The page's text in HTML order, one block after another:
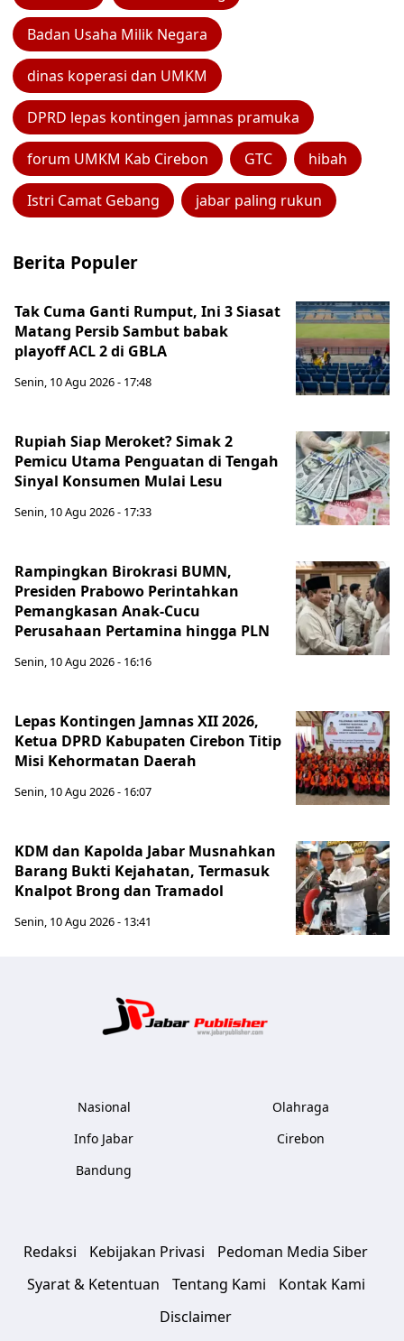
Badan Usaha Milik Negara
dinas koperasi dan UMKM
DPRD lepas kontingen jamnas pramuka
forum UMKM Kab Cirebon GTC hibah
Istri Camat Gebang jabar paling rukun
Berita Populer
Tak Cuma Ganti Rumput, Ini 3 Siasat
Matang Persib Sambut babak
playoff ACL 2 di GBLA
Senin, 10 Agu 2026 - 17:48
Rupiah Siap Meroket? Simak 2
Pemicu Utama Penguatan di Tengah
Sinyal Konsumen Mulai Lesu
Senin, 10 Agu 2026 - 17:33
Rampingkan Birokrasi BUMN,
Presiden Prabowo Perintahkan
Pemangkasan Anak-Cucu
Perusahaan Pertamina hingga PLN
Senin, 10 Agu 2026 - 16:16
Lepas Kontingen Jamnas XII 2026,
Ketua DPRD Kabupaten Cirebon Titip
Misi Kehormatan Daerah
Senin, 10 Agu 2026 - 16:07
KDM dan Kapolda Jabar Musnahkan
Barang Bukti Kejahatan, Termasuk
Knalpot Brong dan Tramadol
Senin, 10 Agu 2026 - 13:41
Nasional
Info Jabar
Bandung
Olahraga
Cirebon
Redaksi Kebijakan Privasi
Pedoman Media Siber
Syarat & Ketentuan
Tentang Kami
Kontak Kami
Disclaimer